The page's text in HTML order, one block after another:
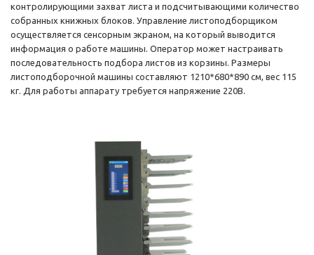
контролирующими захват листа и подсчитывающими количество
собранных книжных блоков. Управление листоподборщиком
осуществляется сенсорным экраном, на который выводится
информация о работе машины. Оператор может настраивать
последовательность подбора листов из корзины. Размеры
листоподборочной машины составляют 1210*680*890 см, вес 115
кг. Для работы аппарату требуется напряжение 220В.